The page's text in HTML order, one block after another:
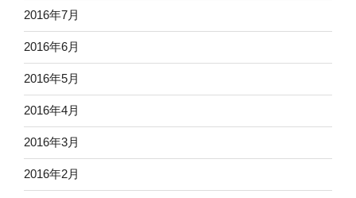
2016年7月
2016年6月
2016年5月
2016年4月
2016年3月
2016年2月